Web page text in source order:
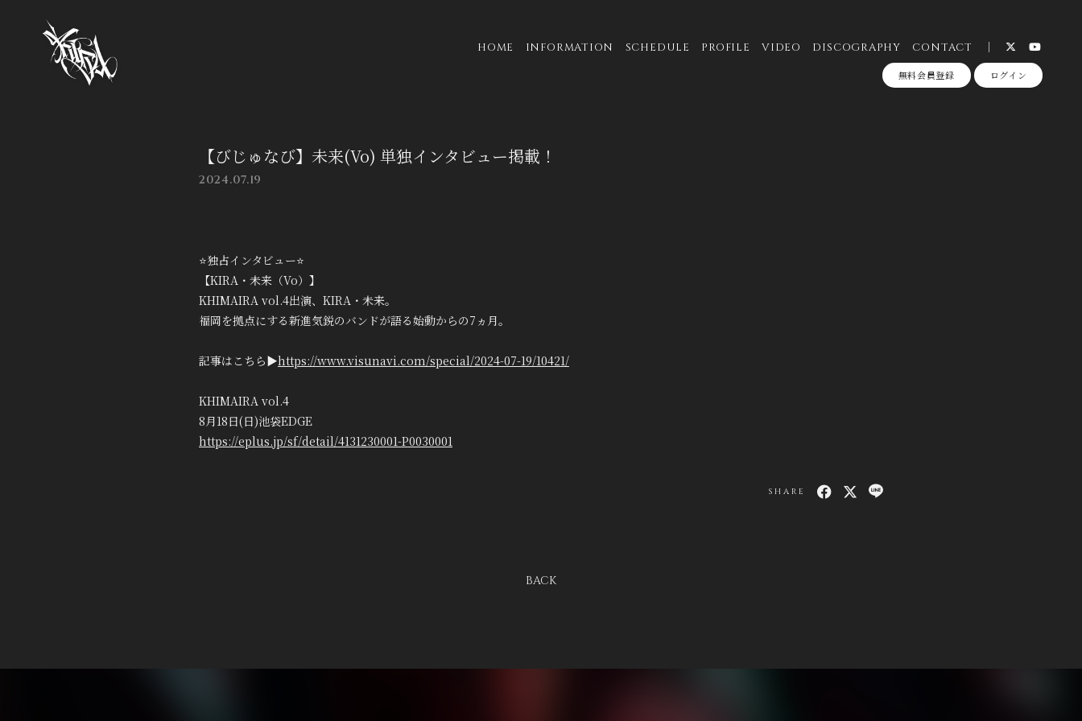
HOME INFORMATION SCHEDULE PROFILE VIDEO DISCOGRAPHY CONTACT
無料会員登録 ログイン
【びじゅなび】未来(Vo) 単独インタビュー掲載！
2024.07.19
⭐️独占インタビュー⭐️
【KIRA・未来（Vo）】
KHIMAIRA vol.4出演、KIRA・未来。
福岡を拠点にする新進気鋭のバンドが語る始動からの7ヵ月。
記事はこちら▶️https://www.visunavi.com/special/2024-07-19/10421/
KHIMAIRA vol.4
8月18日(日)池袋EDGE
https://eplus.jp/sf/detail/4131230001-P0030001
SHARE
BACK